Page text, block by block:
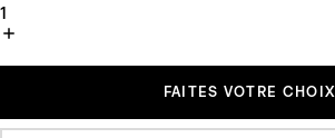
1
FAITES VOTRE CHOIX